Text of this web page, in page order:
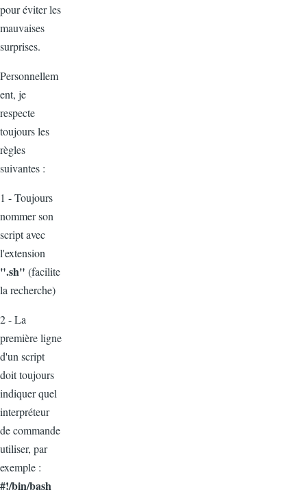
pour éviter les
mauvaises
surprises.
Personnellem
ent, je
respecte
toujours les
règles
suivantes :
1 - Toujours
nommer son
script avec
l'extension
".sh" (facilite
la recherche)
2 - La
première ligne
d'un script
doit toujours
indiquer quel
interpréteur
de commande
utiliser, par
exemple :
#!/bin/bash